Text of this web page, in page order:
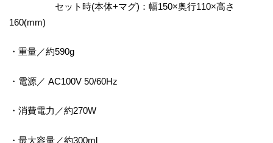
セット時(本体+マグ)：幅150×奥行110×高さ
160(mm)
・重量／約590g
・電源／ AC100V 50/60Hz
・消費電力／約270W
・最大容量／約300ml